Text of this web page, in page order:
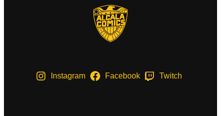
Instagram Facebook Twitch